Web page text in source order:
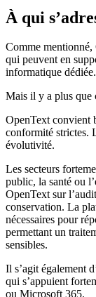
À qui
Comme mentionné,
qui peuvent en
informatique dédiée.
Mais il y a plus que
OpenText convient
conformité strictes.
évolutivité.
Les secteurs
public, la santé ou
OpenText sur
conservation. La
nécessaires pour
permettant un
sensibles.
Il s’agit également
qui s’appuient
ou Microsoft 365.